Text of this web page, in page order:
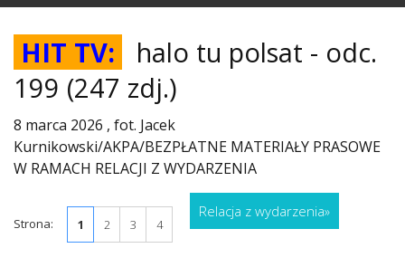
HIT TV:
halo tu polsat - odc.
199 (247 zdj.)
8 marca 2026 , fot. Jacek
Kurnikowski/AKPA/BEZPŁATNE MATERIAŁY PRASOWE
W RAMACH RELACJI Z WYDARZENIA
Strona: 1 2 3 4
Relacja z wydarzenia»